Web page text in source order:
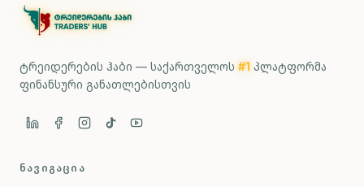
ტრეიდერების ჰაბი — საქართველოს #1 პლატფორმა
ფინანსური განათლებისთვის
ᲜᲐᲕᲘᲒᲐᲪᲘᲐ